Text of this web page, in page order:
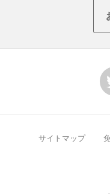
サイトマップ